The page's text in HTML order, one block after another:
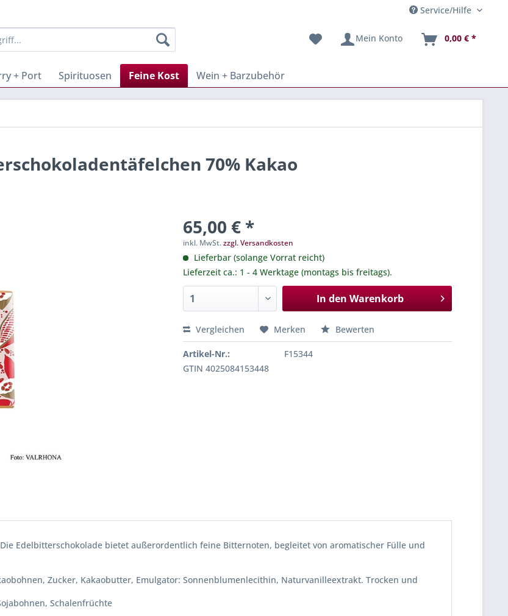
Service/Hilfe
Mein Konto 0,00 € *
+ Port Spirituosen Feine Kost Wein + Barzubehör
70% Kakao
65,00 € *
inkl. MwSt.zzgl. Versandkosten
Lieferbar (solange Vorrat reicht)
Lieferzeit ca.: 1 - 4 Werktage (montags bis freitags).
In den Warenkorb
Vergleichen Merken Bewerten
Artikel-Nr.:
F15344
GTIN 4025084153448
Edelbitterschokolade bietet außerordentlich feine Bitternoten, begleitet von aromatischer Fülle und
Zucker, Kakaobutter, Emulgator: Sonnenblumenlecithin, Naturvanilleextrakt. Trocken und
Schalenfrüchte